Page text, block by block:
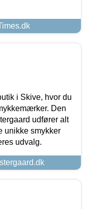
i Skive, hvor du
Den
udfører alt
unikke smykker
udvalg.